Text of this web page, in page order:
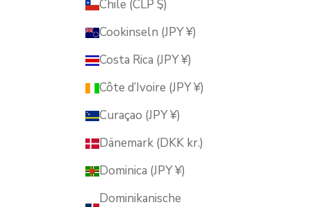
Chile (CLP $)
Cookinseln (JPY ¥)
Costa Rica (JPY ¥)
Côte d’Ivoire (JPY ¥)
Curaçao (JPY ¥)
Dänemark (DKK kr.)
Dominica (JPY ¥)
Dominikanische